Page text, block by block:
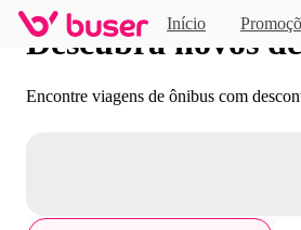
Início
Descubra novos
Encontre viagens de ônibus com